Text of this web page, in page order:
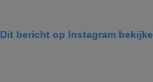
Dit bericht op Instagram